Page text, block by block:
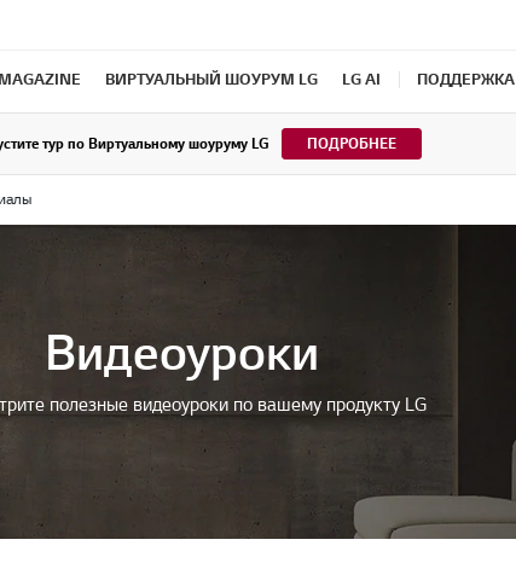
ВИРТУАЛЬНЫЙ ШОУРУМ LG LG AI ПОДДЕРЖКА
тур по Виртуальному шоуруму LG ПОДРОБНЕЕ
Видеоуроки
полезные видеоуроки по вашему продукту LG